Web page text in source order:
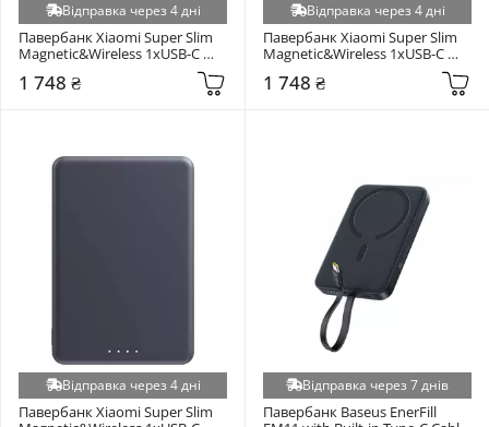
Відправка через 4 дні
Павербанк Xiaomi Super Slim
Magnetic&Wireless 1xUSB-C
(BHR08POGL)
1 748 ₴
Відправка через 4 дні
Павербанк Xiaomi Super Slim
Magnetic&Wireless 1xUSB-C
(BHR08PNGL)
1 748 ₴
Відправка через 4 дні
Павербанк Xiaomi Super Slim
Відправка через 7 днів
Павербанк Baseus EnerFill